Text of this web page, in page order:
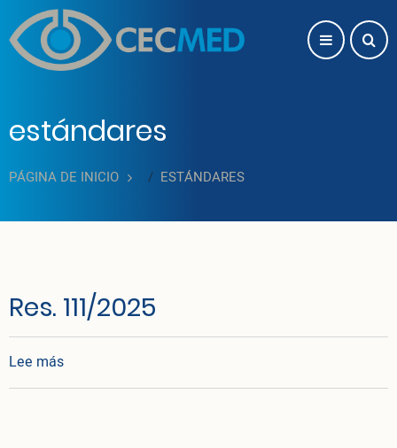
Pasar al contenido principal
estándares
PÁGINA DE INICIO ESTÁNDARES
Res. 111/2025
Lee mássobre Res. 111/2025